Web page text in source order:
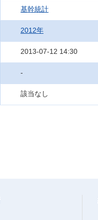
基幹統計
2012年
2013-07-12 14:30
-
該当なし